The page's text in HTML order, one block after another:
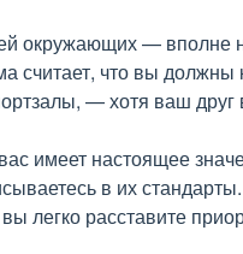
окружающих —
считает, что вы должны
— хотя ваш друг
имеет настоящее
в их
легко расставите